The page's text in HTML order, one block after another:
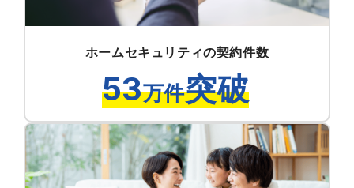
ホームセキュリティの契約件数
53万件突破